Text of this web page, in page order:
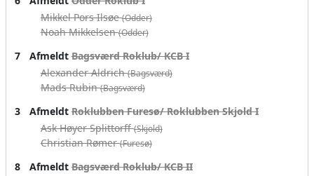
Mikkel Pors Ilsøe(Odder)
Noah Mikkelsen(Odder)
7 AfmeldtBagsværd Roklub/ KCB I
Alexander Aldrich(Bagsværd)
Mads Rubin(Bagsværd)
3 AfmeldtRoklubben Furesø/ Roklubben Skjold I
Ask Høyer Splittorff(Skjold)
Christian Rømer(Furesø)
8 AfmeldtBagsværd Roklub/ KCB II